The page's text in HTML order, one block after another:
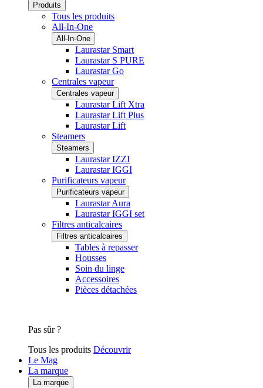
Produits
Tous les produits
All-In-One
All-In-One
Laurastar Smart
Laurastar S PURE
Laurastar Go
Centrales vapeur
Centrales vapeur
Laurastar Lift Xtra
Laurastar Lift Plus
Laurastar Lift
Steamers
Steamers
Laurastar IZZI
Laurastar IGGI
Purificateurs vapeur
Purificateurs vapeur
Laurastar Aura
Laurastar IGGI set
Filtres anticalcaires
Filtres anticalcaires
Tables à repasser
Housses
Soin du linge
Accessoires
Pièces détachées
Pas sûr ?
Tous les produits Découvrir
Le Mag
La marque
La marque